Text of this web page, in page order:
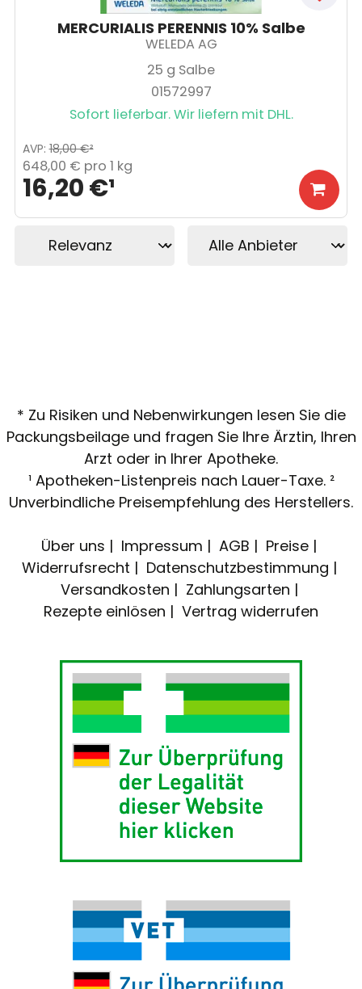
MERCURIALIS PERENNIS 10% Salbe
WELEDA AG
25 g Salbe
01572997
Sofort lieferbar. Wir liefern mit DHL.
16,20 €¹
AVP: 18,00 €²
648,00 € pro 1 kg
* Zu Risiken und Nebenwirkungen lesen Sie die
Packungsbeilage und fragen Sie Ihre Ärztin, Ihren
Arzt oder in Ihrer Apotheke.
¹ Apotheken-Listenpreis nach Lauer-Taxe. ²
Unverbindliche Preisempfehlung des Herstellers.
Über uns Impressum AGB
Preise
Widerrufsrecht
Datenschutzbestimmung
Versandkosten
Zahlungsarten
Rezepte einlösen
Vertrag widerrufen